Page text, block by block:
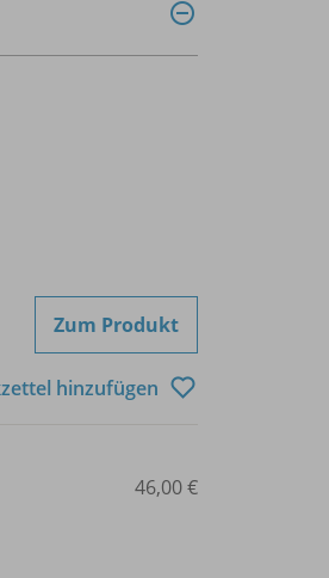
Zum Produkt
hinzufügen
46,00 €